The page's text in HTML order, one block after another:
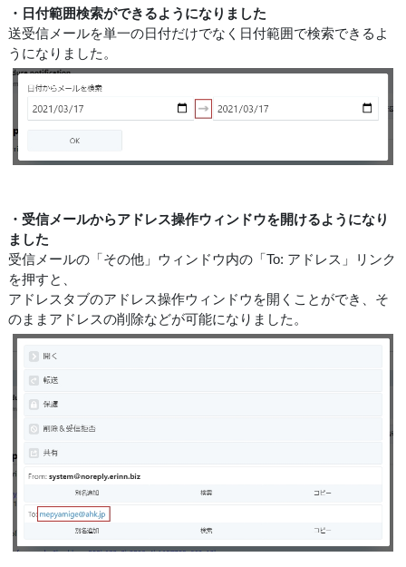
・日付範囲検索ができるようになりました
送受信メールを単一の日付だけでなく日付範囲で検索できるよ
うになりました。
・受信メールからアドレス操作ウィンドウを開けるようになり
ました
受信メールの「その他」ウィンドウ内の「To: アドレス」リンク
を押すと、
アドレスタブのアドレス操作ウィンドウを開くことができ、そ
のままアドレスの削除などが可能になりました。